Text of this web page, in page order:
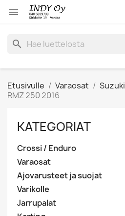

search
Etusivulle Varaosat Suzuki
RMZ 250 2016
KATEGORIAT
Crossi / Enduro
Varaosat
Ajovarusteet ja suojat
Varikolle
Jarrupalat